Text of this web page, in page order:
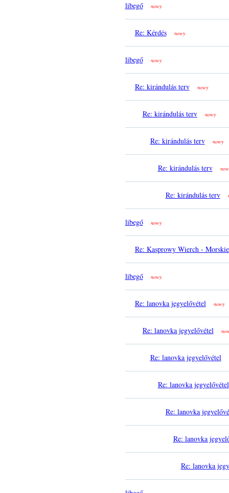
libegő nowy
Re: Kérdés nowy
libegő nowy
Re: kirándulás terv nowy
Re: kirándulás terv nowy
Re: kirándulás terv nowy
Re: kirándulás terv
Re: kirándulás terv
libegő nowy
Re: Kasprowy Wierch -
libegő nowy
Re: lanovka jegyelővétel nowy
Re: lanovka jegyelővétel
Re: lanovka jegyelővétel
Re: lanovka jegyelővétel
Re: lanovka
Re: lanovka
Re: lanovka